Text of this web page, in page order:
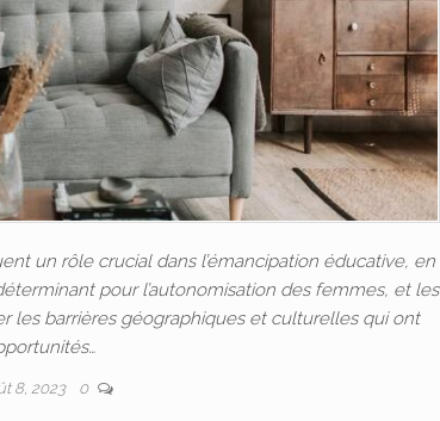
un rôle crucial dans l’émancipation éducative, en
pour l’autonomisation des femmes, et les
les barrières géographiques et culturelles qui ont
8, 2023 0